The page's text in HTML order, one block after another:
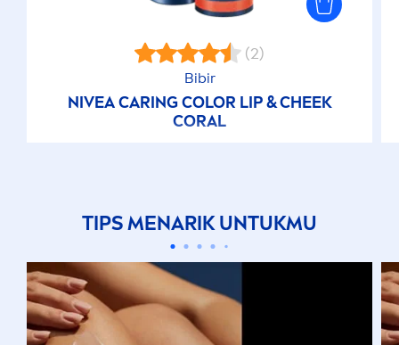
(2)
Bibir
NIVEACARINGCOLOR LIP& CHEEK
CORAL
TIPSMENARIK UNTUKMU